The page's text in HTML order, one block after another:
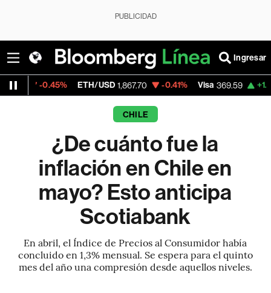
PUBLICIDAD
Ingresar
ETH/USD 1,867.70 -0.41% Visa 369.59 +1.07%
CHILE
¿De cuánto fue la
inflación en Chile en
mayo? Esto anticipa
Scotiabank
En abril, el Índice de Precios al Consumidor había
concluido en 1,3% mensual. Se espera para el quinto
mes del año una compresión desde aquellos niveles.